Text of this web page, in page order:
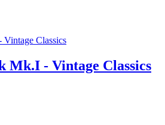
Mk.I - Vintage Classics